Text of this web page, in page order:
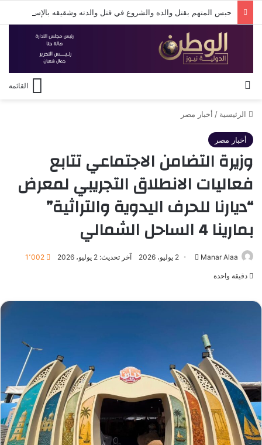
القائمة
الرئيسية / أخبار مصر
أخبار مصر
وزيرة التضامن الاجتماعي تتابع
فعاليات الانطلاق التجريبي لمعرض
“ديارنا للحرف اليدوية والتراثية”
بمارينا 4 الساحل الشمالي
Manar Alaa
أرسل 2 يوليو، 2026 آخر تحديث: 2 يوليو، 2026 1٬002
دقيقة واحدة